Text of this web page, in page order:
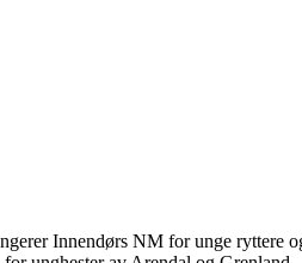
Innendørs NM for unge ryttere